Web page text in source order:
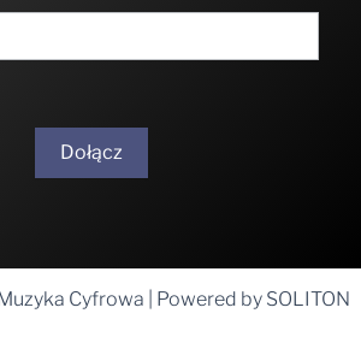
Dołącz
Cyfrowa | Powered by SOLITON